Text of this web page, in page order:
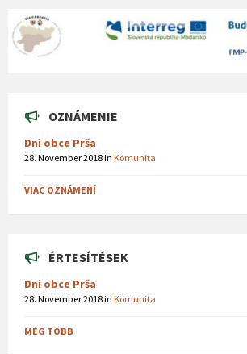
OZNÁMENIE
Dni obce Prša
28. November 2018in Komunita
VIAC OZNÁMENÍ
ÉRTESÍTÉSEK
Dni obce Prša
28. November 2018in Komunita
MÉG TÖBB